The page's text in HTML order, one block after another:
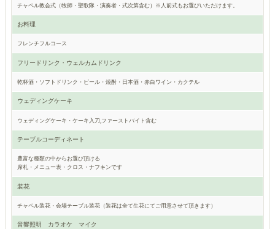
チャペル教会式（牧師・聖歌隊・演奏者・式次第含む）※人前式もお選びいただけます。
お料理
フレンチフルコース
フリードリンク・ウェルカムドリンク
乾杯酒・ソフトドリンク・ビール・焼酎・日本酒・赤白ワイン・カクテル
ウェディングケーキ
ウェディングケーキ・ケーキ入刀,ファーストバイト含む
テーブルコーディネート
豊富な種類の中からお選び頂ける
席札・メニュー表・クロス・ナフキンです
装花
チャペル装花・会場テーブル装花（装花は全て生花にてご用意させて頂きます）
音響照明 カラオケ マイク